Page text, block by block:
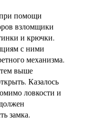
помощи
взломщики
и крючки.
с ними
механизма.
тем выше
Казалось
ловкости и
замка.